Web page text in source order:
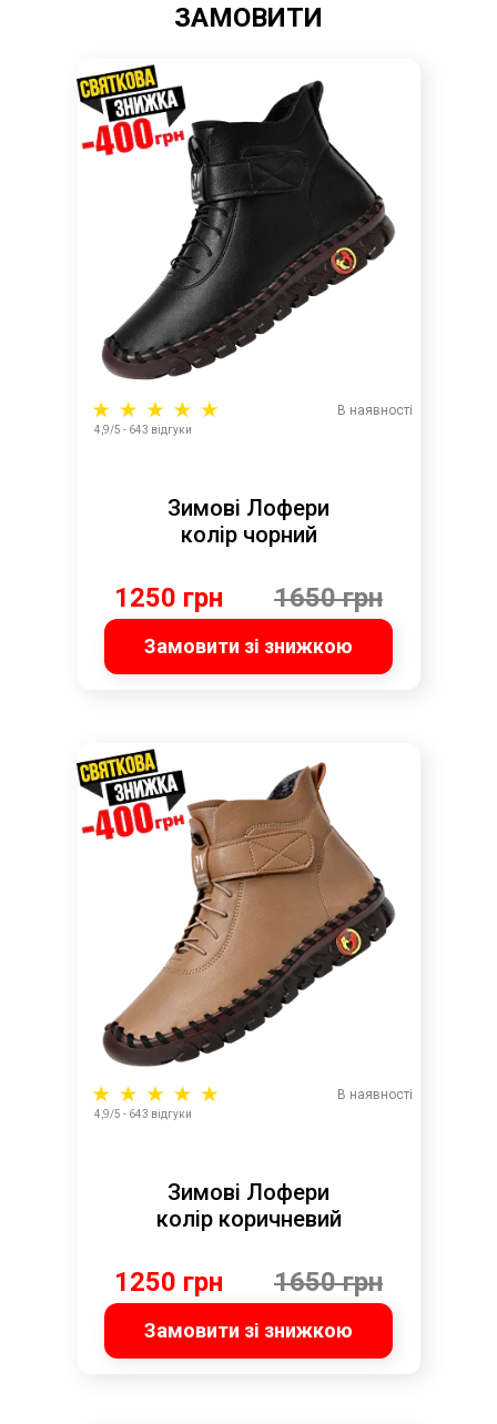
ЗАМОВИТИ
В наявності
Замовити зі знижкою
4,9/5 - 643 відгуки
Зимові Лофери
колір чорний
1250 грн 1650 грн
В наявності
Замовити зі знижкою
4,9/5 - 643 відгуки
Зимові Лофери
колір коричневий
1250 грн 1650 грн